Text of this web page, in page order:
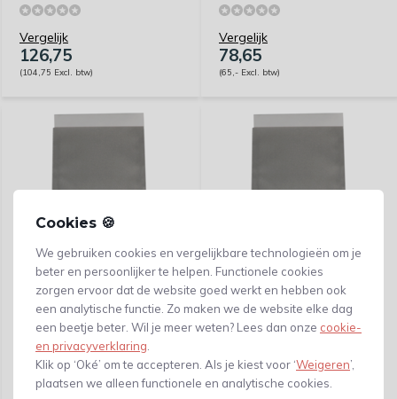
Cookies 🍪
We gebruiken cookies en vergelijkbare technologieën om je
beter en persoonlijker te helpen. Functionele cookies
zorgen ervoor dat de website goed werkt en hebben ook
een analytische functie. Zo maken we de website elke dag
een beetje beter. Wil je meer weten? Lees dan onze cookie-
en privacyverklaring
Klik op ‘Oké’ om te accepteren. Als je kiest voor ‘Weigeren’,
plaatsen we alleen functionele en analytische cookies.
Vergelijk
126,75
(104,75 Excl. btw)
Vergelijk
78,65
(65,- Excl. btw)
Fourniturenzak - papier -
10x16cm - zilver- 1000
stuks
Klik voor verzendinformatie
Fourniturenzak - papier -
12x19cm - zilver- 1000
stuks